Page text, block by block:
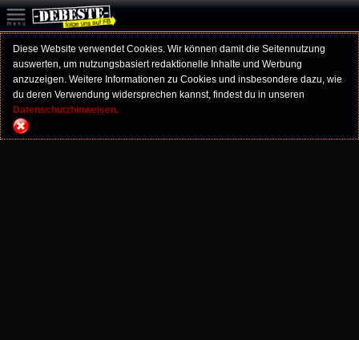
Diese Website verwendet Cookies. Wir können damit die Seitennutzung
auswerten, um nutzungsbasiert redaktionelle Inhalte und Werbung
anzuzeigen. Weitere Informationen zu Cookies und insbesondere dazu, wie
du deren Verwendung widersprechen kannst, findest du in unseren
Datenschutzhinweisen.